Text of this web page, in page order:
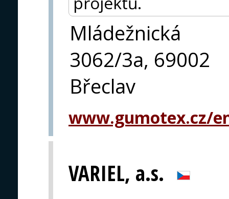
Mládežnická
3062/3a, 69002
Břeclav
www.gumotex.cz/
VARIEL, a.s.